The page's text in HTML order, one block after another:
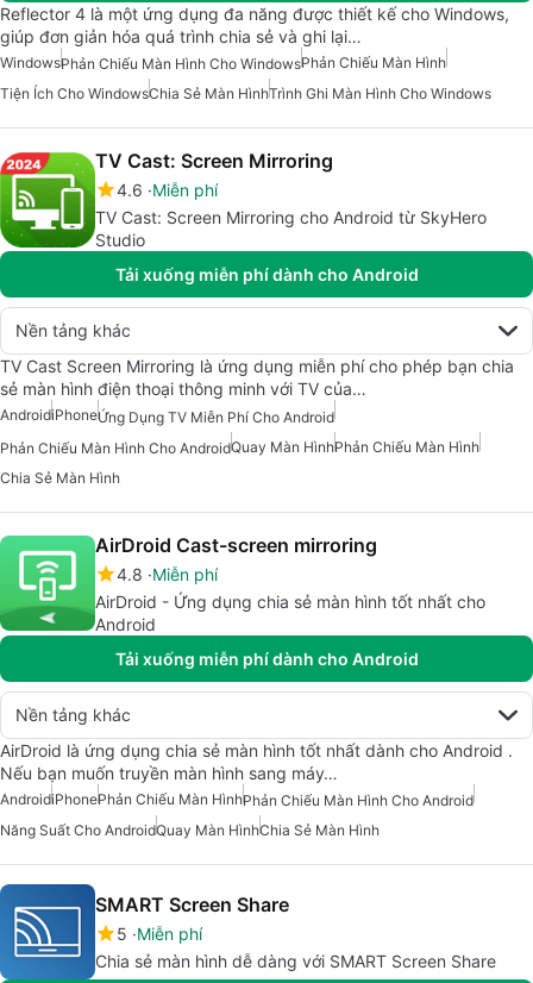
Reflector 4 là một ứng dụng đa năng được thiết kế cho Windows,
giúp đơn giản hóa quá trình chia sẻ và ghi lại…
WindowsPhản Chiếu Màn Hình Cho WindowsPhản Chiếu Màn Hình
Tiện Ích Cho WindowsChia Sẻ Màn HìnhTrình Ghi Màn Hình Cho Windows
TV Cast: Screen Mirroring
4.6 Miễn phí
TV Cast: Screen Mirroring cho Android từ SkyHero
Studio
Tải xuống miễn phí dành cho Android
Nền tảng khác
TV Cast Screen Mirroring là ứng dụng miễn phí cho phép bạn chia
sẻ màn hình điện thoại thông minh với TV của…
AndroidiPhoneỨng Dụng TV Miễn Phí Cho Android
Phản Chiếu Màn Hình Cho AndroidQuay Màn HìnhPhản Chiếu Màn Hình
Chia Sẻ Màn Hình
AirDroid Cast-screen mirroring
4.8 Miễn phí
AirDroid - Ứng dụng chia sẻ màn hình tốt nhất cho
Android
Tải xuống miễn phí dành cho Android
Nền tảng khác
AirDroid là ứng dụng chia sẻ màn hình tốt nhất dành cho Android .
Nếu bạn muốn truyền màn hình sang máy…
AndroidiPhonePhản Chiếu Màn HìnhPhản Chiếu Màn Hình Cho Android
Năng Suất Cho AndroidQuay Màn HìnhChia Sẻ Màn Hình
SMART Screen Share
5 Miễn phí
Chia sẻ màn hình dễ dàng với SMART Screen Share